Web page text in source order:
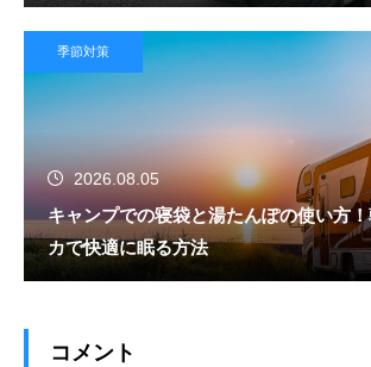
季節対策
2026.08.05
キャンプでの寝袋と湯たんぽの使い方
カで快適に眠る方法
コメント